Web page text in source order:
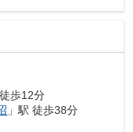
歩12分
」駅 徒歩38分